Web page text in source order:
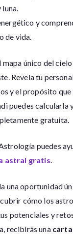
y
de vida.
mapa único del
Revela tu
y el propósito
puedes calcularla
gratuita.
puedes
astral gratis
una oportunidad
cómo los
potenciales y
recibirás una